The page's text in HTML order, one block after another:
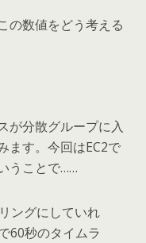
の数値をどう考える
が分散グループに入
ます。今回はEC2で
うことで……
ングにしていれ
60秒のタイムラ